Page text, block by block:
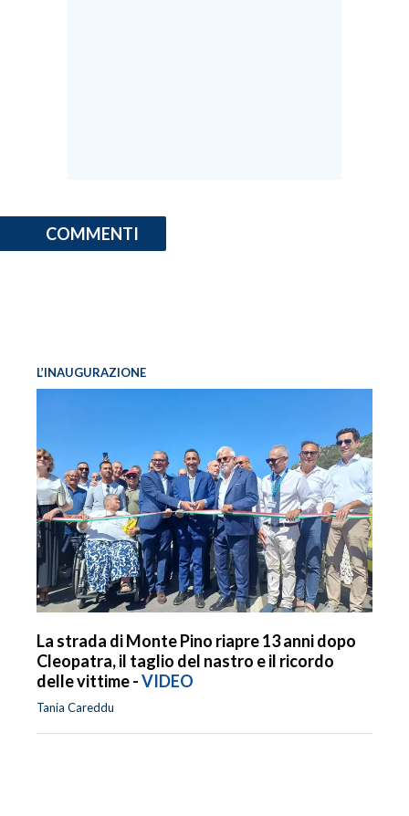
COMMENTI
L’INAUGURAZIONE
La strada di Monte Pino riapre 13 anni dopo
Cleopatra, il taglio del nastro e il ricordo
delle vittime -VIDEO
Tania Careddu